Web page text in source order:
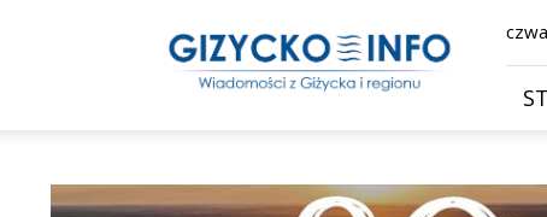
–
wiadomości